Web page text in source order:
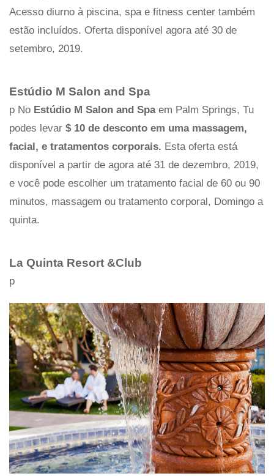
Acesso diurno à piscina, spa e fitness center também
estão incluídos. Oferta disponível agora até 30 de
setembro, 2019.
Estúdio M Salon and Spa
p No Estúdio M Salon and Spa em Palm Springs, Tu
podes levar $ 10 de desconto em uma massagem,
facial, e tratamentos corporais. Esta oferta está
disponível a partir de agora até 31 de dezembro, 2019,
e você pode escolher um tratamento facial de 60 ou 90
minutos, massagem ou tratamento corporal, Domingo a
quinta.
La Quinta Resort &Club
p